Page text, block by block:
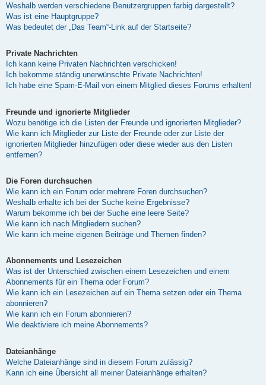
Weshalb werden verschiedene Benutzergruppen farbig dargestellt?
Was ist eine Hauptgruppe?
Was bedeutet der „Das Team“-Link auf der Startseite?
Private Nachrichten
Ich kann keine Privaten Nachrichten verschicken!
Ich bekomme ständig unerwünschte Private Nachrichten!
Ich habe eine Spam-E-Mail von einem Mitglied dieses Forums erhalten!
Freunde und ignorierte Mitglieder
Wozu benötige ich die Listen der Freunde und ignorierten Mitglieder?
Wie kann ich Mitglieder zur Liste der Freunde oder zur Liste der
ignorierten Mitglieder hinzufügen oder diese wieder aus den Listen
entfernen?
Die Foren durchsuchen
Wie kann ich ein Forum oder mehrere Foren durchsuchen?
Weshalb erhalte ich bei der Suche keine Ergebnisse?
Warum bekomme ich bei der Suche eine leere Seite?
Wie kann ich nach Mitgliedern suchen?
Wie kann ich meine eigenen Beiträge und Themen finden?
Abonnements und Lesezeichen
Was ist der Unterschied zwischen einem Lesezeichen und einem
Abonnements für ein Thema oder Forum?
Wie kann ich ein Lesezeichen auf ein Thema setzen oder ein Thema
abonnieren?
Wie kann ich ein Forum abonnieren?
Wie deaktiviere ich meine Abonnements?
Dateianhänge
Welche Dateianhänge sind in diesem Forum zulässig?
Kann ich eine Übersicht all meiner Dateianhänge erhalten?